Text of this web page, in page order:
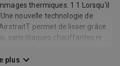
thermiques. 1 1 Lorsqu'il
nouvelle technologie de
permet de lisser grâce
sans plaques chauffantes ni
jusqu'à 106 000 tours par
plus